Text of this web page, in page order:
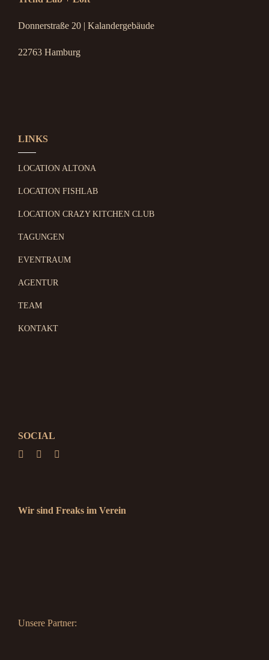
Donnerstraße 20 | Kalandergebäude
22763 Hamburg
LINKS
LOCATION ALTONA
LOCATION FISHLAB
LOCATION CRAZY KITCHEN CLUB
TAGUNGEN
EVENTRAUM
AGENTUR
TEAM
KONTAKT
SOCIAL
Wir sind Freaks im Verein
Unsere Partner: